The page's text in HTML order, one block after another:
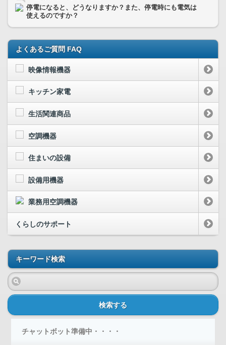
停電になると、どうなりますか？また、停電時にも電気は
使えるのですか？
よくあるご質問 FAQ
映像情報機器
キッチン家電
生活関連商品
空調機器
住まいの設備
設備用機器
業務用空調機器
くらしのサポート
キーワード検索
検索する
チャットボット準備中・・・・